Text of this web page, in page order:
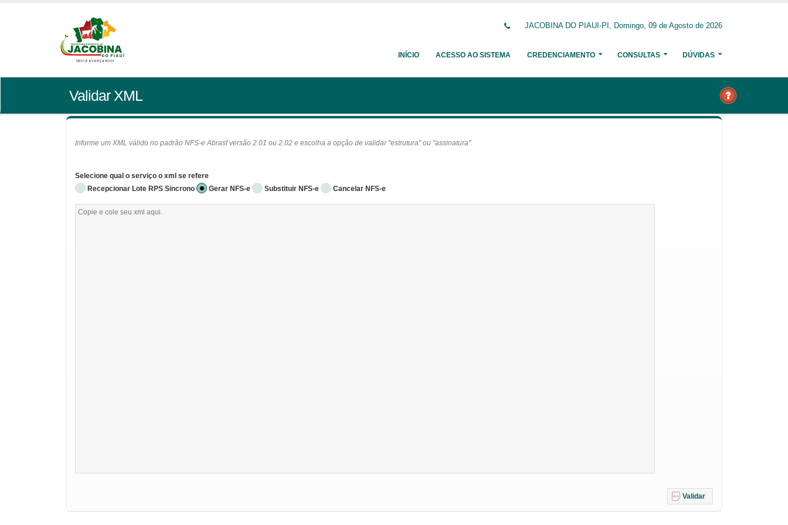
JACOBINA DO PIAUI-PI, Domingo, 09 de Agosto de 2026
INÍCIO ACESSO AO SISTEMA CREDENCIAMENTO CONSULTAS DÚVIDAS
Validar XML
Informe um XML válido no padrão NFS-e Abrasf versão 2.01 ou 2.02 e escolha a opção de validar "estrutura" ou "assinatura".
Selecione qual o serviço o xml se refere
Recepcionar Lote RPS Sincrono
Gerar NFS-e Substituir NFS-e Cancelar NFS-e
Validar